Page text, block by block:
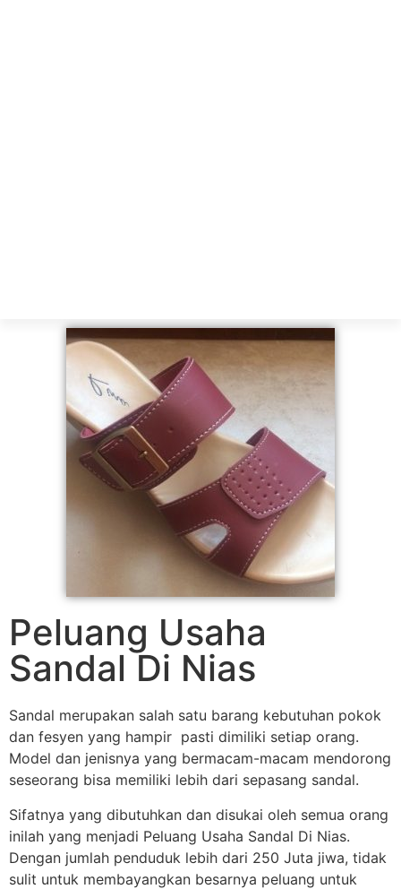
Peluang Usaha
Sandal Di Nias
Sandal merupakan salah satu barang kebutuhan pokok
dan fesyen yang hampir pasti dimiliki setiap orang.
Model dan jenisnya yang bermacam-macam mendorong
seseorang bisa memiliki lebih dari sepasang sandal.
Sifatnya yang dibutuhkan dan disukai oleh semua orang
inilah yang menjadi Peluang Usaha Sandal Di Nias.
Dengan jumlah penduduk lebih dari 250 Juta jiwa, tidak
sulit untuk membayangkan besarnya peluang untuk